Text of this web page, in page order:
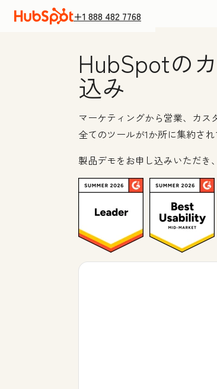
+1 888 482 7768
HubSpotの
込み
マーケティングから営業、カ
全てのツールが1か所に集約され
製品デモをお申し込みいただき